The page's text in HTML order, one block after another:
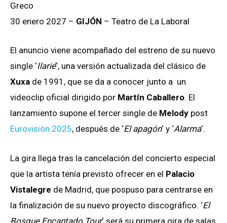
Greco
30 enero 2027 – GIJÓN – Teatro de La Laboral
El anuncio viene acompañado del estreno de su nuevo
single ‘Ilarié‘, una versión actualizada del clásico de
Xuxa de 1991, que se da a conocer junto a un
videoclip oficial dirigido por Martín Caballero. El
lanzamiento supone el tercer single de Melody post
Eurovisión 2025, después de ‘El apagón‘ y ‘Alarma‘.
La gira llega tras la cancelación del concierto especial
que la artista tenía previsto ofrecer en el Palacio
Vistalegre de Madrid, que pospuso para centrarse en
la finalización de su nuevo proyecto discográfico. ‘El
Bosque Encantado Tour‘ será su primera gira de salas